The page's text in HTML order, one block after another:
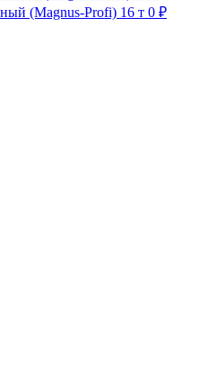
(Magnus-Profi) 16 т 0 ₽